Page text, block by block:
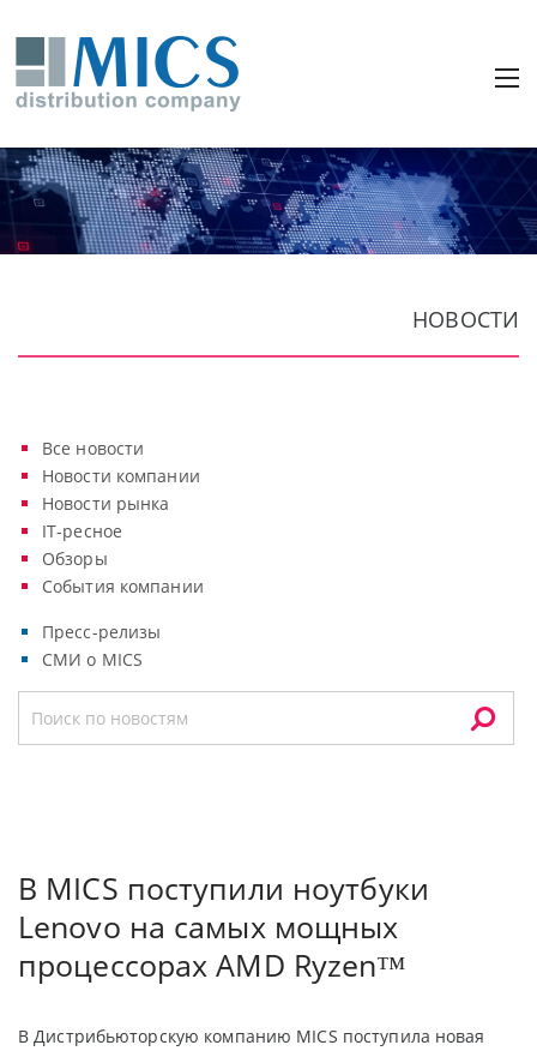
НОВОСТИ
Все новости
Новости компании
Новости рынка
IT-ресное
Обзоры
События компании
Пресс-релизы
СМИ о MICS
В MICS поступили ноутбуки
Lenovo на самых мощных
процессорах AMD Ryzen™
В Дистрибьюторскую компанию MICS поступила новая